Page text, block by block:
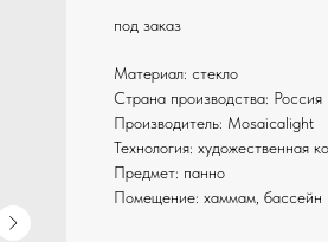
под заказ
Материал: стекло
Страна производства: Россия
Производитель: Mosaicalight
Технология: художественная
Предмет: панно
Помещение: хаммам, бассейн